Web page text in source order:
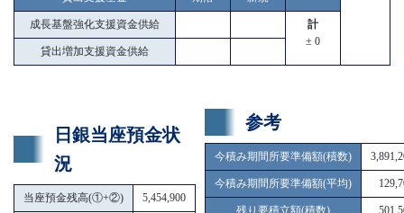
成長基盤強化支援資金供給
計
± 0
貸出増加支援資金供給
日銀当座預金状
況
当座預金残高(①+②) 5,454,900
参考
今積み期間所要準備額(積数)
今積み期間所要準備額(平均)
残り要積立額(積数)